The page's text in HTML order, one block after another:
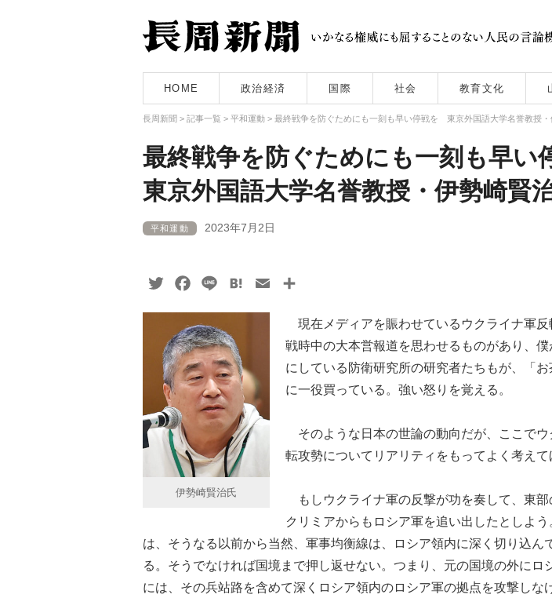
HOME 政治経済 国際 社会 教育文化
長周新聞 > 記事一覧 > 平和運動 > 最終戦争を防ぐためにも一刻も早い停戦を 東京外国語大学名誉教授・
最終戦争を防ぐためにも一刻も早
東京外国語大学名誉教授・伊勢崎賢
平和運動 2023年7月2日
TwitterFacebook
Line HatenaEmail
伊勢崎賢治氏
現在メディアを賑わせているウクライナ軍
戦時中の大本営報道を思わせるものがあり、
にしている防衛研究所の研究者たちもが、「お
に一役買っている。強い怒りを覚える。
そのような日本の世論の動向だが、ここでウ
転攻勢についてリアリティをもってよく考えて
もしウクライナ軍の反撃が功を奏して、東部
クリミアからもロシア軍を追い出したとしよう
は、そうなる以前から当然、軍事均衡線は、ロシア領内に深く切り込ん
る。そうでなければ国境まで押し返せない。つまり、元の国境の外にロ
には、その兵站路を含めて深くロシア領内のロシア軍の拠点を攻撃しな